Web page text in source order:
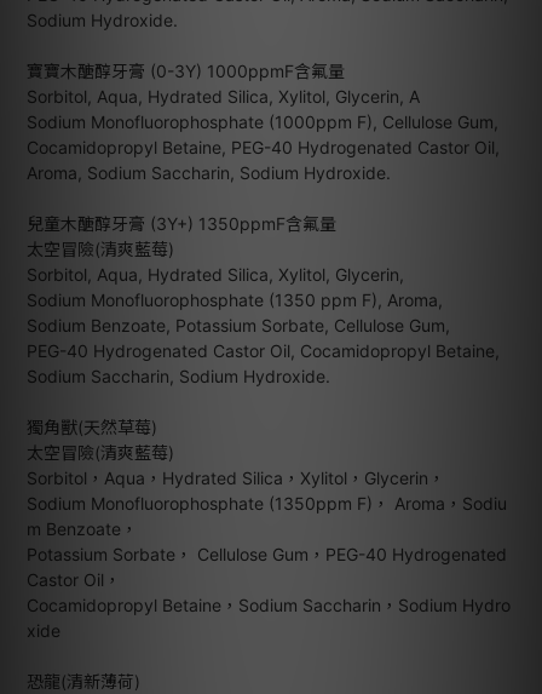
Sodium Hydroxide.
寶寶木醣醇牙膏 (0-3Y) 1000ppmF含氟量
Sorbitol, Aqua, Hydrated Silica, Xylitol, Glycerin, A
Sodium Monofluorophosphate (1000ppm F), Cellulose Gum,
Cocamidopropyl Betaine, PEG-40 Hydrogenated Castor Oil,
Aroma, Sodium Saccharin, Sodium Hydroxide.
兒童木醣醇牙膏 (3Y+) 1350ppmF含氟量
太空冒險(清爽藍莓)
Sorbitol, Aqua, Hydrated Silica, Xylitol, Glycerin,
Sodium Monofluorophosphate (1350 ppm F), Aroma,
Sodium Benzoate, Potassium Sorbate, Cellulose Gum,
PEG-40 Hydrogenated Castor Oil, Cocamidopropyl Betaine,
Sodium Saccharin, Sodium Hydroxide.
獨角獸(天然草莓)
太空冒險(清爽藍莓)
Sorbitol，Aqua，Hydrated Silica，Xylitol，Glycerin，
Sodium Monofluorophosphate (1350ppm F)， Aroma，Sodiu
m Benzoate，
Potassium Sorbate， Cellulose Gum，PEG-40 Hydrogenated
Castor Oil，
Cocamidopropyl Betaine，Sodium Saccharin，Sodium Hydro
xide
恐龍(清新薄荷)